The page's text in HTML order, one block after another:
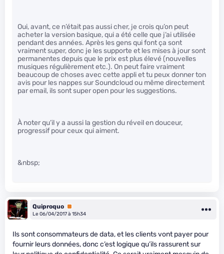
Oui, avant, ce n’était pas aussi cher, je crois qu’on peut
acheter la version basique, qui a été celle que j’ai utilisée
pendant des années. Après les gens qui font ça sont
vraiment super, donc je les supporte et les mises à jour sont
permanentes depuis que le prix est plus élevé (nouvelles
musiques régulièrement etc.). On peut faire vraiment
beaucoup de choses avec cette appli et tu peux donner ton
avis pour les nappes sur Soundcloud ou même directement
par email, ils sont super open pour les suggestions.
À noter qu’il y a aussi la gestion du réveil en douceur,
progressif pour ceux qui aiment.
&nbsp;
Quiproquo Premium
Le 06/04/2017 à 15h34
Ils sont consommateurs de data, et les clients vont payer pour
fournir leurs données, donc c’est logique qu’ils rassurent sur